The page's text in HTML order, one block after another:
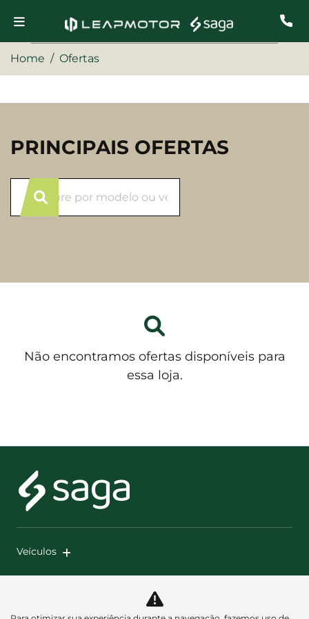
Home Ofertas
PRINCIPAIS OFERTAS
Não encontramos ofertas disponíveis para
essa loja.
Veículos
Política de privacidade